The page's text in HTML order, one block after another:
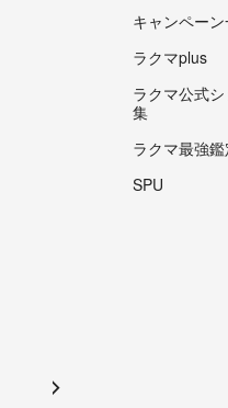
キャンペー
ラクマplus
ラクマ公式
集
ラクマ最強鑑
SPU